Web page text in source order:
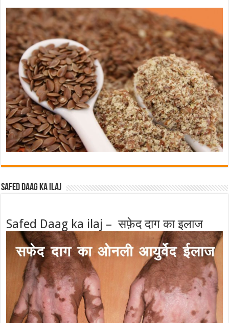
Safed Daag ka ilaj
Safed Daag ka ilaj – सफ़ेद दाग का इलाज